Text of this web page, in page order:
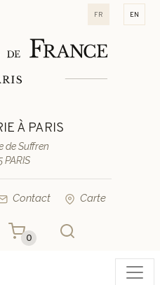
fr en
À PARIS
de Suffren
PARIS
Contact Carte
0